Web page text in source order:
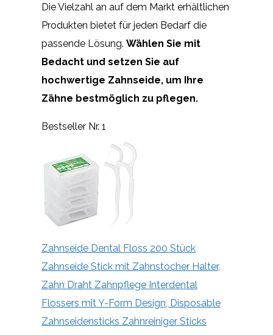
Die Vielzahl an auf dem Markt erhältlichen
Produkten bietet für jeden Bedarf die
passende Lösung. Wählen Sie mit
Bedacht und setzen Sie auf
hochwertige Zahnseide, um Ihre
Zähne bestmöglich zu pflegen.
Bestseller Nr. 1
Zahnseide Dental Floss 200 Stück
Zahnseide Stick mit Zahnstocher Halter,
Zahn Draht Zahnpflege Interdental
Flossers mit Y-Form Design, Disposable
Zahnseidensticks Zahnreiniger Sticks